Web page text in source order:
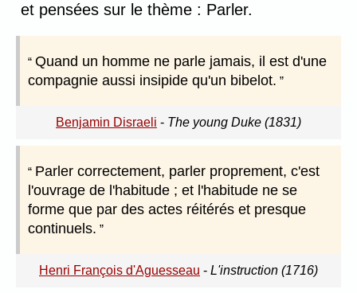
et pensées sur le thème : Parler.
Quand un homme ne parle jamais, il est d'une
compagnie aussi insipide qu'un bibelot.
Benjamin Disraeli - The young Duke (1831)
Parler correctement, parler proprement, c'est
l'ouvrage de l'habitude ; et l'habitude ne se
forme que par des actes réitérés et presque
continuels.
Henri François d'Aguesseau - L'instruction (1716)